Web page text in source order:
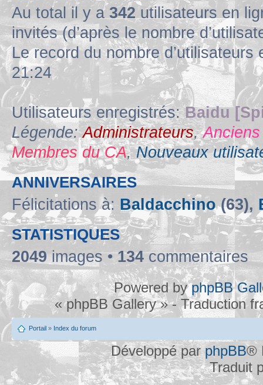
Au total il y a 342 utilisateurs en
invités (d’après le nombre
Le record du nombre
21:24
Utilisateurs enregistrés:Baidu
Légende:Administrateurs,
Membres du CA,Nouveaux
ANNIVERSAIRES
Félicitations à: Baldacchino(63),
STATISTIQUES
2049images •134commentaires
Powered byphpBB
« phpBB Gallery » - Traduction
Portail » Index du forum
Développé parphpBB®
Traduit